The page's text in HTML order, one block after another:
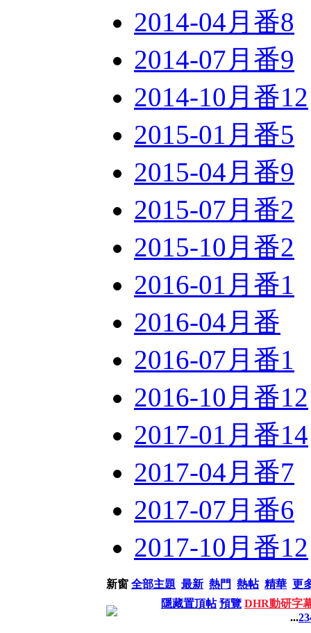
2014-04月番8
2014-07月番9
2014-10月番12
2015-01月番5
2015-04月番9
2015-07月番2
2015-10月番2
2016-01月番1
2016-04月番
2016-07月番1
2016-10月番12
2017-01月番14
2017-04月番7
2017-07月番6
2017-10月番12
新窗 全部主題 最新 熱門 熱帖 精華 更
隱藏置頂帖 預覽 DHR動研字
...23